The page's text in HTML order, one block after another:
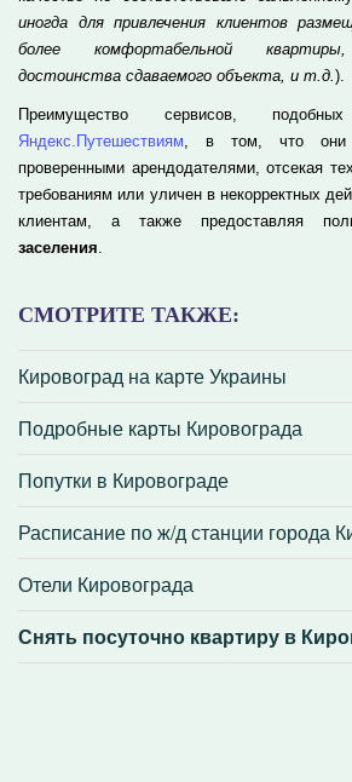
СМОТРИТЕ ТАКЖЕ:
Кировоград на карте Украины
Подробные карты Кировограда
Попутки в Кировограде
Расписание по ж/д станции города
Отели Кировограда
Снять посуточно квартиру в
иногда для привлечения клиентов
более комфортабельной квартиры,
достоинства сдаваемого объекта, и т.д.).
Преимущество сервисов,
Яндекс.Путешествиям, в том, что они
проверенными арендодателями, отсекая
требованиям или уличен в некорректных
клиентам, а также предоставляя
заселения.